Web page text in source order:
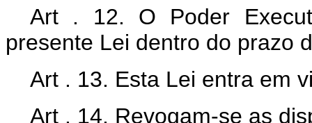
Art . 12. O Poder
presente Lei dentro do prazo
Art . 13. Esta Lei entra em
Art . 14. Revogam-se as